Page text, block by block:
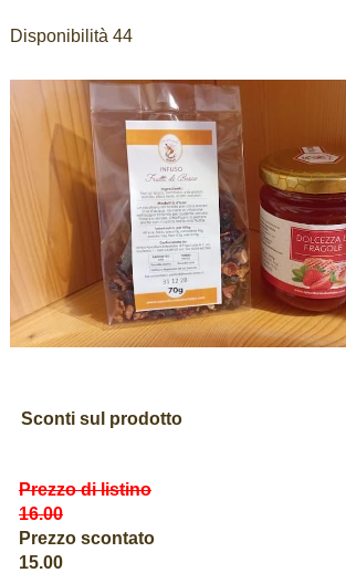
Disponibilità 44
Sconti sul prodotto
Prezzo di listino
16.00
Prezzo scontato
15.00